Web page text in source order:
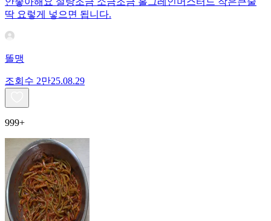
딱 요렇게 넣으면 됩니다.
똘맹
조회수 2만25.08.29
999+